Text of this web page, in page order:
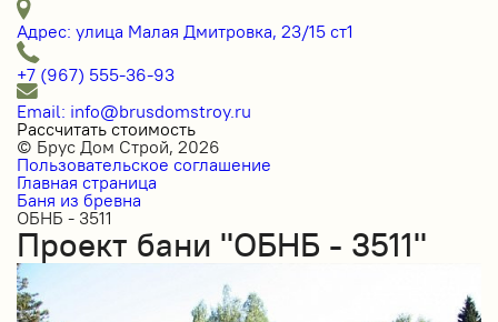
Адрес: улица Малая Дмитровка, 23/15 ст1
+7 (967) 555-36-93
Email: info@brusdomstroy.ru
Рассчитать стоимость
© Брус Дом Строй, 2026
Пользовательское соглашение
Главная страница
Баня из бревна
ОБНБ - 3511
Проект бани "ОБНБ - 3511"